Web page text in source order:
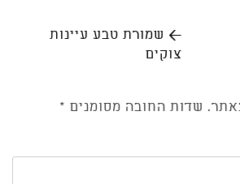
← שמורת טבע עיינות
צוקים
שדות החובה מסומנים *